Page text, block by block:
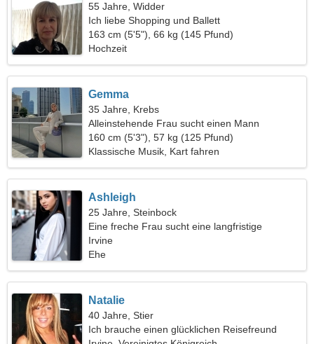
55 Jahre, Widder
Ich liebe Shopping und Ballett
163 cm (5'5"), 66 kg (145 Pfund)
Hochzeit
Gemma
35 Jahre, Krebs
Alleinstehende Frau sucht einen Mann
160 cm (5'3"), 57 kg (125 Pfund)
Klassische Musik, Kart fahren
Ashleigh
25 Jahre, Steinbock
Eine freche Frau sucht eine langfristige
Beziehung
Irvine
Ehe
Natalie
40 Jahre, Stier
Ich brauche einen glücklichen Reisefreund